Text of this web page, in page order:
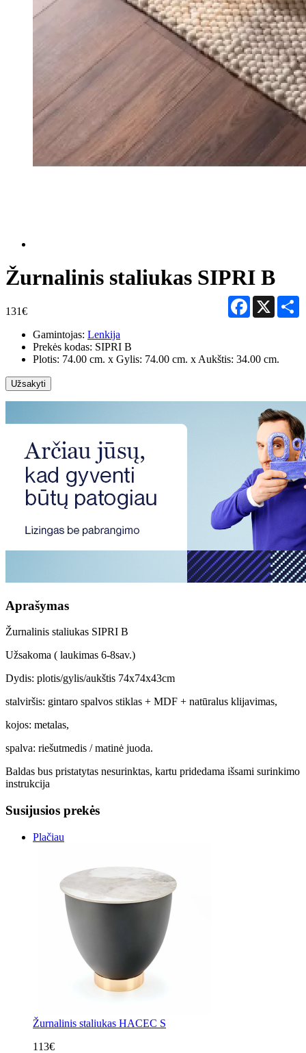
Žurnalinis staliukas SIPRI B
131€
Facebook
X
Gamintojas: Lenkija
Prekės kodas: SIPRI B
Plotis: 74.00 cm. x Gylis: 74.00 cm. x Aukštis: 34.00 cm.
Užsakyti
Aprašymas
Žurnalinis staliukas SIPRI B
Užsakoma ( laukimas 6-8sav.)
Dydis: plotis/gylis/aukštis 74x74x43cm
stalviršis: gintaro spalvos stiklas + MDF + natūralus klijavimas,
kojos: metalas,
spalva: riešutmedis / matinė juoda.
Baldas bus pristatytas nesurinktas, kartu pridedama išsami surinkimo
instrukcija
Susijusios prekės
Plačiau
Žurnalinis staliukas HACEC S
113€